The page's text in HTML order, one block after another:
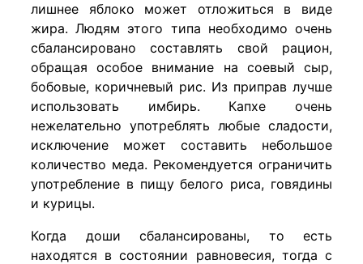
лишнее яблоко может отложиться в виде
жира. Людям этого типа необходимо очень
сбалансировано составлять свой рацион,
обращая особое внимание на соевый сыр,
бобовые, коричневый рис. Из приправ лучше
использовать имбирь. Капхе очень
нежелательно употреблять любые сладости,
исключение может составить небольшое
количество меда. Рекомендуется ограничить
употребление в пищу белого риса, говядины
и курицы.
Когда доши сбалансированы, то есть
находятся в состоянии равновесия, тогда с